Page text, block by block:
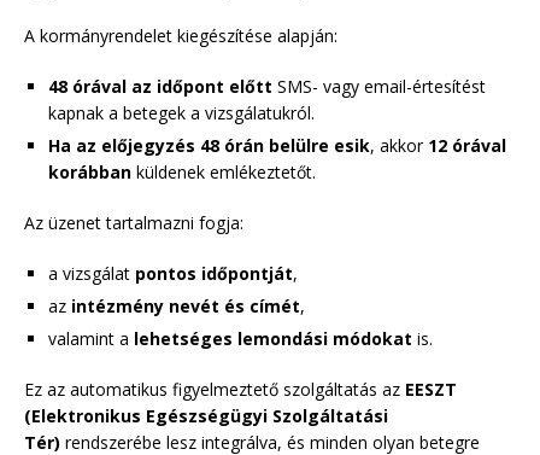
A kormányrendelet kiegészítése alapján:
48 órával az időpont előtt SMS- vagy email-értesítést
kapnak a betegek a vizsgálatukról.
Ha az előjegyzés 48 órán belülre esik, akkor 12 órával
korábban küldenek emlékeztetőt.
Az üzenet tartalmazni fogja:
a vizsgálat pontos időpontját,
az intézmény nevét és címét,
valamint a lehetséges lemondási módokat is.
Ez az automatikus figyelmeztető szolgáltatás az EESZT
(Elektronikus Egészségügyi Szolgáltatási
Tér) rendszerébe lesz integrálva, és minden olyan betegre